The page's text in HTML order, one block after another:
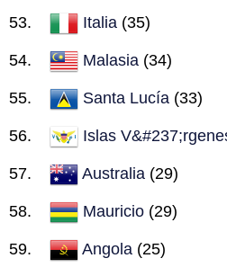
Italia (35)
Malasia (34)
Santa Lucía (33)
Islas
Australia (29)
Mauricio (29)
Angola (25)